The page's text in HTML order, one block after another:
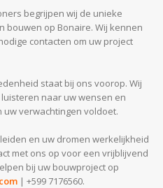
begrijpen wij de unieke
bouwen op Bonaire. Wij kennen
contacten om uw project
staat bij ons voorop. Wij
naar uw wensen en
verwachtingen voldoet.
en uw dromen werkelijkheid
met ons op voor een vrijblijvend
bij uw bouwproject op
| +599 7176560.